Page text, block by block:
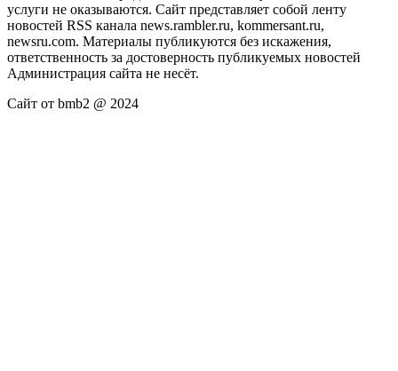
услуги не оказываются. Сайт представляет собой ленту
новостей RSS канала news.rambler.ru, kommersant.ru,
newsru.com. Материалы публикуются без искажения,
ответственность за достоверность публикуемых новостей
Администрация сайта не несёт.
Сайт от bmb2 @ 2024